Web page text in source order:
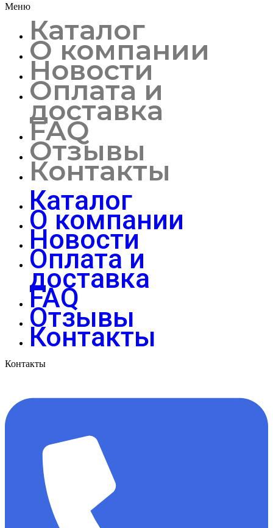
Меню
Каталог
О компании
Новости
Оплата и
доставка
FAQ
Отзывы
Контакты
Каталог
О компании
Новости
Оплата и
доставка
FAQ
Отзывы
Контакты
Контакты